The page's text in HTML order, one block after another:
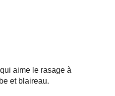
aime le rasage à
et blaireau.